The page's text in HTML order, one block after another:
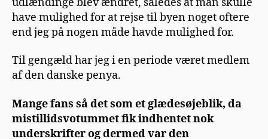
have mulighed for at rejse til byen noget oftere
end jeg på nogen måde havde mulighed for.
Til gengæld har jeg i en periode været medlem
af den danske penya.
Mange fans så det som et glædesøjeblik, da
mistillidsvotummet fik indhentet nok
underskrifter og dermed var den